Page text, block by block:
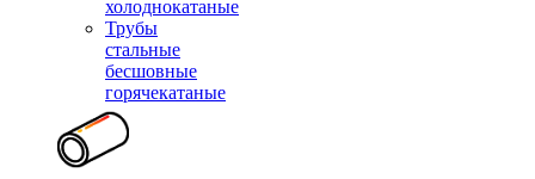
холоднокатаные
Трубы
стальные
бесшовные
горячекатаные